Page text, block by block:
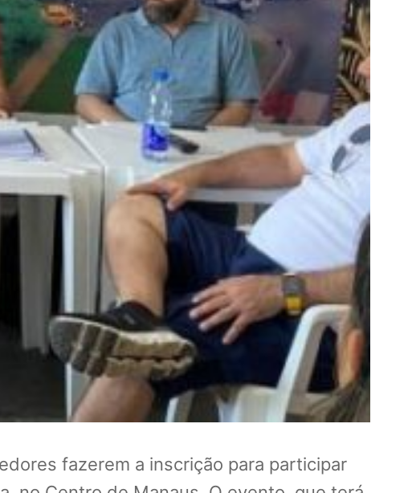
fazerem a inscrição para participar